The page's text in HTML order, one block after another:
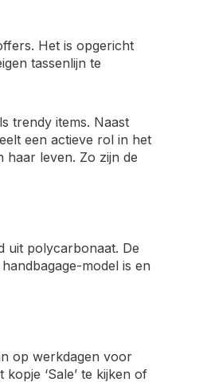
Het is opgericht
tassenlijn te
trendy items. Naast
een actieve rol in het
leven. Zo zijn de
uit polycarbonaat. De
model is en
op werkdagen voor
‘Sale’ te kijken of